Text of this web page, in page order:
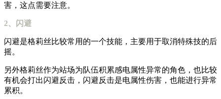
害，这点需要注意。
2、闪避
闪避是格莉丝比较常用的一个技能，主要用于取消特殊技的后
摇。
另外格莉丝作为站场为队伍积累感电属性异常的角色，也比较
有机会打出闪避反击，闪避反击是电属性伤害，也能进行异常
累积。